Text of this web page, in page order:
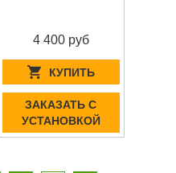
4 400 руб
КУПИТЬ
ЗАКАЗАТЬ С
УСТАНОВКОЙ